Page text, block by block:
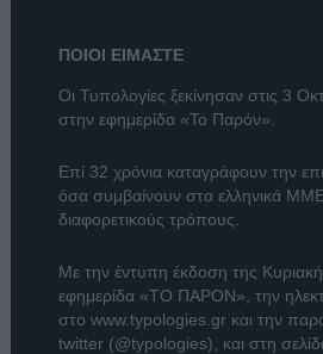
ΠΟΙΟΙ ΕΙΜΑΣΤΕ
Οι Τυπολογίες ξεκίνησαν στις 3
στην εφημερίδα «Το Παρόν».
Επί 32 χρόνια καταγράφουν την
όσα συμβαίνουν στα ελληνικά
διαφορετικούς τρόπους.
Με την έντυπη έκδοση της
εφημερίδα «ΤΟ ΠΑΡΟΝ» , την
στο www.typologies.grκαι την
twitter (@typologies) , και στη